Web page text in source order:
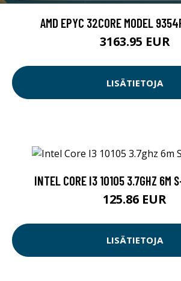
AMD EPYC 32CORE MODEL
3163.95 EUR
LISÄTIETOJA
INTEL CORE I3 10105 3.7GHZ 6M
125.86 EUR
LISÄTIETOJA